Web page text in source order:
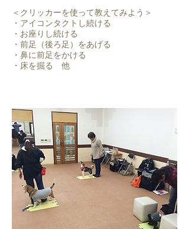
＜クリッカーを使って教えてみよう＞
・アイコンタクトし続ける
・お座りし続ける
・前足（後ろ足）をあげる
・鼻に前足をかける
・床を掘る 他